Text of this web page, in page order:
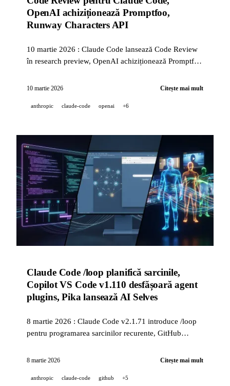
OpenAI achiziționează Promptfoo,
Runway Characters API
10 martie 2026 : Claude Code lansează Code Review
în research preview, OpenAI achiziționează Promptfoo
API-ul Characters agents video GWM-1.
10 martie 2026 Citește mai mult
anthropic claude-code openai +6
Claude Code /loop planifică sarcinile,
Copilot VS Code v1.110 desfășoară agent
plugins, Pika lansează AI Selves
8 martie 2026 : Claude Code v2.1.71 introduce /loop
pentru programarea sarcinilor recurente, GitHub
instrumente browser agentice, Pika lansează AI Selves
agenții săi creativi.
8 martie 2026 Citește mai mult
anthropic claude-code github +5